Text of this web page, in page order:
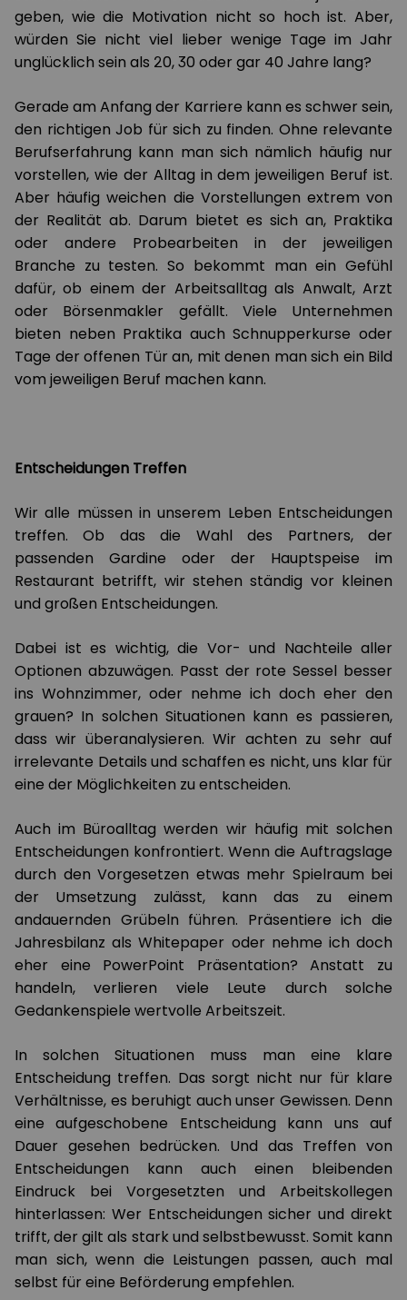
geben, wie die Motivation nicht so hoch ist. Aber,
würden Sie nicht viel lieber wenige Tage im Jahr
unglücklich sein als 20, 30 oder gar 40 Jahre lang?
Gerade am Anfang der Karriere kann es schwer sein,
den richtigen Job für sich zu finden. Ohne relevante
Berufserfahrung kann man sich nämlich häufig nur
vorstellen, wie der Alltag in dem jeweiligen Beruf ist.
Aber häufig weichen die Vorstellungen extrem von
der Realität ab. Darum bietet es sich an, Praktika
oder andere Probearbeiten in der jeweiligen
Branche zu testen. So bekommt man ein Gefühl
dafür, ob einem der Arbeitsalltag als Anwalt, Arzt
oder Börsenmakler gefällt. Viele Unternehmen
bieten neben Praktika auch Schnupperkurse oder
Tage der offenen Tür an, mit denen man sich ein Bild
vom jeweiligen Beruf machen kann.
Entscheidungen Treffen
Wir alle müssen in unserem Leben Entscheidungen
treffen. Ob das die Wahl des Partners, der
passenden Gardine oder der Hauptspeise im
Restaurant betrifft, wir stehen ständig vor kleinen
und großen Entscheidungen.
Dabei ist es wichtig, die Vor- und Nachteile aller
Optionen abzuwägen. Passt der rote Sessel besser
ins Wohnzimmer, oder nehme ich doch eher den
grauen? In solchen Situationen kann es passieren,
dass wir überanalysieren. Wir achten zu sehr auf
irrelevante Details und schaffen es nicht, uns klar für
eine der Möglichkeiten zu entscheiden.
Auch im Büroalltag werden wir häufig mit solchen
Entscheidungen konfrontiert. Wenn die Auftragslage
durch den Vorgesetzen etwas mehr Spielraum bei
der Umsetzung zulässt, kann das zu einem
andauernden Grübeln führen. Präsentiere ich die
Jahresbilanz als Whitepaper oder nehme ich doch
eher eine PowerPoint Präsentation? Anstatt zu
handeln, verlieren viele Leute durch solche
Gedankenspiele wertvolle Arbeitszeit.
In solchen Situationen muss man eine klare
Entscheidung treffen. Das sorgt nicht nur für klare
Verhältnisse, es beruhigt auch unser Gewissen. Denn
eine aufgeschobene Entscheidung kann uns auf
Dauer gesehen bedrücken. Und das Treffen von
Entscheidungen kann auch einen bleibenden
Eindruck bei Vorgesetzten und Arbeitskollegen
hinterlassen: Wer Entscheidungen sicher und direkt
trifft, der gilt als stark und selbstbewusst. Somit kann
man sich, wenn die Leistungen passen, auch mal
selbst für eine Beförderung empfehlen.